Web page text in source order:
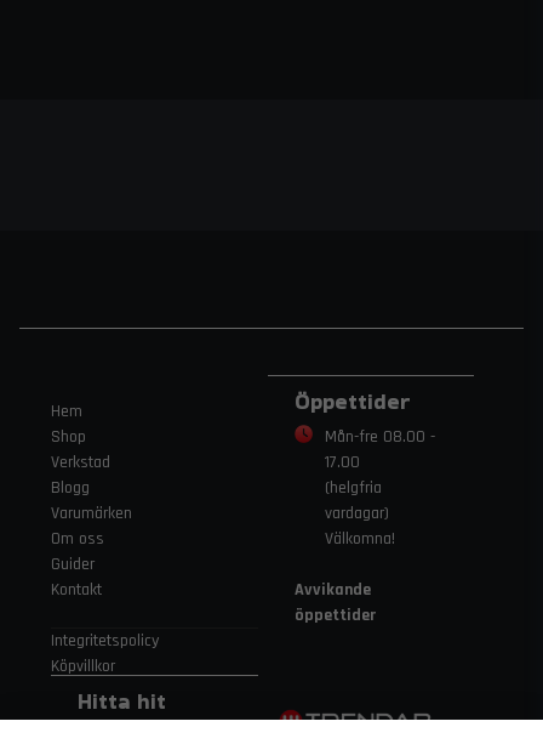
Hem
Shop
Verkstad
Blogg
Varumärken
Om oss
Guider
Kontakt
Integritetspolicy
Köpvillkor
Öppettider
Mån-fre 08.00 -
17.00
(helgfria
vardagar)
Välkomna!
Avvikande
öppettider
Hitta hit